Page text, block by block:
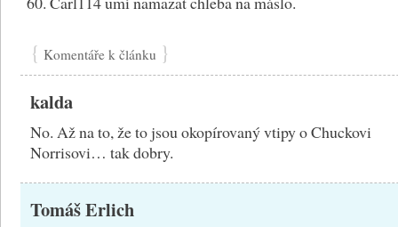
{ Komentáře k článku }
kalda
No. Až na to, že to jsou okopírovaný vtipy o Chuckovi
Norrisovi… tak dobry.
Tomáš Erlich